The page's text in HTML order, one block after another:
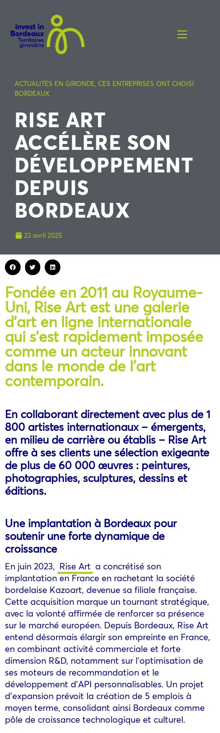
ACTUALITÉS EN GIRONDE, CES ENTREPRISES ONT CHOISI
BORDEAUX
RISE ART
ACCÉLÈRE SON
DÉVELOPPEMENT
DEPUIS
BORDEAUX
23 avril 2025
Fondée en 2011 au Royaume-
Uni, Rise Art est une galerie
d’art en ligne internationale
qui s’est rapidement imposée
comme un acteur innovant
dans le monde de l’art
contemporain.
En collaborant directement avec plus de 1
800 artistes internationaux – émergents,
en milieu de carrière ou établis – Rise Art
offre à ses clients une sélection exigeante
de plus de 60 000 œuvres : peintures,
photographies, sculptures, dessins et
éditions.
Une implantation à Bordeaux pour
soutenir une forte dynamique de
croissance
En juin 2023, Rise Art a concrétisé son
implantation en France en rachetant la société
bordelaise Kazoart, devenue sa filiale française.
Cette acquisition marque un tournant stratégique,
avec la volonté affirmée de renforcer sa présence
sur le marché européen. Depuis Bordeaux, Rise Art
entend désormais élargir son empreinte en France,
en combinant activité commerciale et forte
dimension R&D, notamment sur l’optimisation de
ses moteurs de recommandation et le
développement d’API personnalisables. Un projet
d’expansion prévoit la création de 5 emplois à
moyen terme, consolidant ainsi Bordeaux comme
pôle de croissance technologique et culturel.